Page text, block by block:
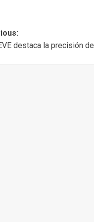
destaca la precisión